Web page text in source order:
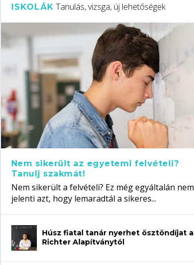
ISKOLÁK Tanulás, vizsga, új lehetőségek
Nem sikerült az egyetemi felvételi?
Tanulj szakmát!
Nem sikerült a felvételi? Ez még egyáltalán nem
jelenti azt, hogy lemaradtál a sikeres...
Húsz fiatal tanár nyerhet ösztöndíjat a
Richter Alapítványtól